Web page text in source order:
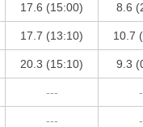
17.6 (15:00) 8.6
17.7 (13:10) 10.7
20.3 (15:10) 9.3
---
---